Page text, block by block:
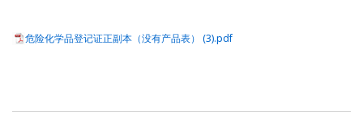
危险化学品登记证正副本（没有产品表） (3).pdf